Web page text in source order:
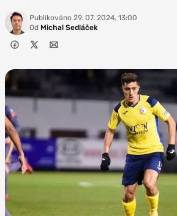
Publikováno 29. 07. 2024, 13:00
Od Michal Sedláček